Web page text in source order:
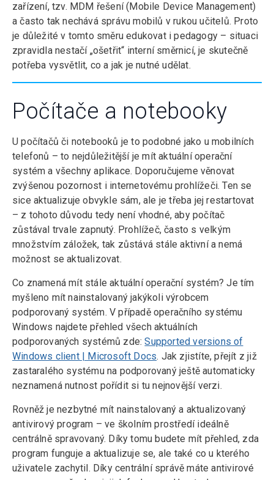
zařízení, tzv. MDM řešení (Mobile Device Management)
a často tak nechává správu mobilů v rukou učitelů. Proto
je důležité v tomto směru edukovat i pedagogy – situaci
zpravidla nestačí „ošetřit“ interní směrnicí, je skutečně
potřeba vysvětlit, co a jak je nutné udělat.
Počítače a notebooky
U počítačů či notebooků je to podobné jako u mobilních
telefonů – to nejdůležitější je mít aktuální operační
systém a všechny aplikace. Doporučujeme věnovat
zvýšenou pozornost i internetovému prohlížeči. Ten se
sice aktualizuje obvykle sám, ale je třeba jej restartovat
– z tohoto důvodu tedy není vhodné, aby počítač
zůstával trvale zapnutý. Prohlížeč, často s velkým
množstvím záložek, tak zůstává stále aktivní a nemá
možnost se aktualizovat.
Co znamená mít stále aktuální operační systém? Je tím
myšleno mít nainstalovaný jakýkoli výrobcem
podporovaný systém. V případě operačního systému
Windows najdete přehled všech aktuálních
podporovaných systémů zde:Supported versions of
Windows client | Microsoft Docs. Jak zjistíte, přejít z již
zastaralého systému na podporovaný ještě automaticky
neznamená nutnost pořídit si tu nejnovější verzi.
Rovněž je nezbytné mít nainstalovaný a aktualizovaný
antivirový program – ve školním prostředí ideálně
centrálně spravovaný. Díky tomu budete mít přehled, zda
program funguje a aktualizuje se, ale také co u kterého
uživatele zachytil. Díky centrální správě máte antivirové